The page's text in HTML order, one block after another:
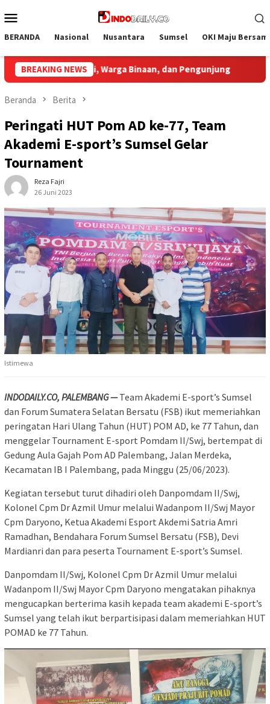
ke
Mobile
BERANDA Nasional Nusantara Sumsel OKI Maju
BREAKING NEWS
Bupati Muba Sambut Aspirasi Santun Gabungan
Beranda Berita
Peringati HUT Pom AD ke-77, Team
Akademi E-sport’s Sumsel Gelar
Tournament
Reza Fajri
26 Juni 2023
Istimewa
INDODAILY.CO, PALEMBANG — Team Akademi E-sport’s Sumsel
dan Forum Sumatera Selatan Bersatu (FSB) ikut memeriahkan
peringatan Hari Ulang Tahun (HUT) POM AD, ke 77 Tahun, dan
menggelar Tournament E-sport Pomdam II/Swj, bertempat di
Gedung Aula Gajah Pom AD Palembang, Jalan Merdeka,
Kecamatan IB I Palembang, pada Minggu (25/06/2023).
Kegiatan tersebut turut dihadiri oleh Danpomdam II/Swj,
Kolonel Cpm Dr Azmil Umur melalui Wadanpom II/Swj Mayor
Cpm Daryono, Ketua Akademi Esport Akdemi Satria Amri
Ramadhan, Bendahara Forum Sumsel Bersatu (FSB), Devi
Mardianri dan para peserta Tournament E-sport’s Sumsel.
Danpomdam II/Swj, Kolonel Cpm Dr Azmil Umur melalui
Wadanpom II/Swj Mayor Cpm Daryono mengatakan pihaknya
mengucapkan berterima kasih kepada team akademi E-sport’s
Sumsel yang telah ikut berpartisipasi dalam memeriahkan HUT
POMAD ke 77 Tahun.